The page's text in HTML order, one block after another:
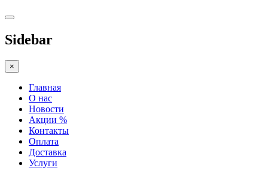
Sidebar
×
Главная
О нас
Новости
Акции %
Контакты
Оплата
Доставка
Услуги